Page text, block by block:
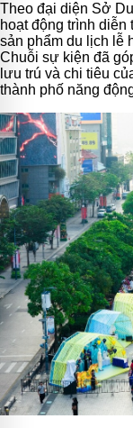
Theo đại diện Sở
hoạt động trình
sản phẩm du lịch lễ
Chuỗi sự kiện đã
lưu trú và chi tiêu
thành phố năng